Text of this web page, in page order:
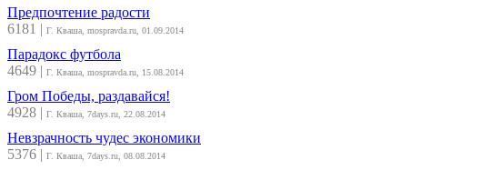
Предпочтение радости
6181 | Г. Кваша, mospravda.ru, 01.09.2014
Парадокс футбола
4649 | Г. Кваша, mospravda.ru, 15.08.2014
Гром Победы, раздавайся!
4928 | Г. Кваша, 7days.ru, 22.08.2014
Невзрачность чудес экономики
5376 | Г. Кваша, 7days.ru, 08.08.2014